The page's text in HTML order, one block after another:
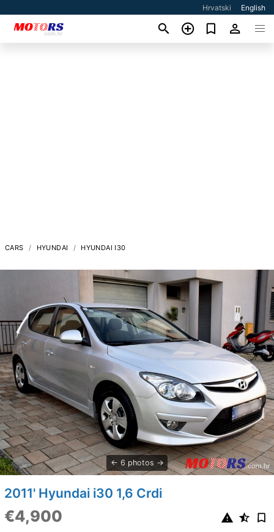
Hrvatski English
CARS HYUNDAI HYUNDAI I30
6 photos
2011' Hyundai i30 1,6 Crdi
€4,900